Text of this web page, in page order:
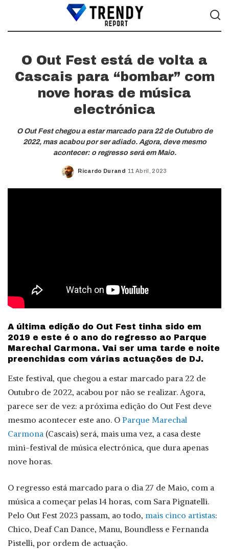
O Out Fest está de volta a
Cascais para “bombar” com
nove horas de música
electrónica
O Out Fest chegou a estar marcado para 22 de Outubro de
2022, mas acabou por ser adiado. Agora, deve mesmo
acontecer: o regresso será em Maio.
Posted
Ricardo Durand 11 Abril, 2023
A última edição do Out Fest tinha sido em
2019 e este é o ano do regresso ao Parque
Marechal Carmona. Vai ser uma tarde e noite
preenchidas com várias actuações de DJ.
Este festival, que chegou a estar marcado para 22 de
Outubro de 2022, acabou por não se realizar. Agora,
parece ser de vez: a próxima edição do Out Fest deve
mesmo acontecer este ano. O Parque Marechal
Carmona (Cascais) será, mais uma vez, a casa deste
mini-festival de música electrónica, que dura apenas
nove horas.
O regresso está marcado para o dia 27 de Maio, com a
música a começar pelas 14 horas, com Sara Pignatelli.
Pelo Out Fest 2023 passam, ao todo, mais cinco artistas:
Chico, Deaf Can Dance, Manu, Boundless e Fernanda
Pistelli, por ordem de actuação.